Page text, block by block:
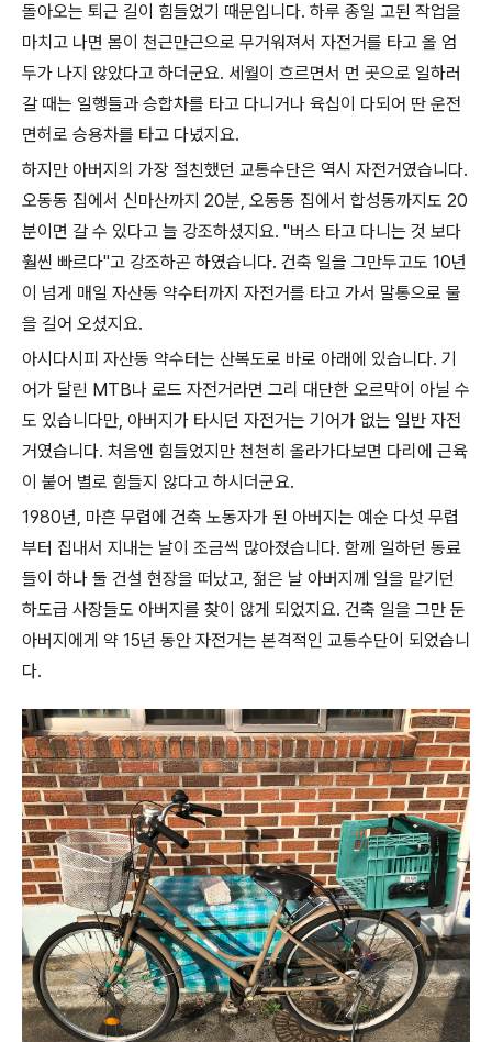
돌아오는 퇴근 길이 힘들었기 때문입니다. 하루 종일 고된 작업을
마치고 나면 몸이 천근만근으로 무거워져서 자전거를 타고 올 엄
두가 나지 않았다고 하더군요. 세월이 흐르면서 먼 곳으로 일하러
갈 때는 일행들과 승합차를 타고 다니거나 육십이 다되어 딴 운전
면허로 승용차를 타고 다녔지요.
하지만 아버지의 가장 절친했던 교통수단은 역시 자전거였습니다.
오동동 집에서 신마산까지 20분, 오동동 집에서 합성동까지도 20
분이면 갈 수 있다고 늘 강조하셨지요. "버스 타고 다니는 것 보다
훨씬 빠르다"고 강조하곤 하였습니다. 건축 일을 그만두고도 10년
이 넘게 매일 자산동 약수터까지 자전거를 타고 가서 말통으로 물
을 길어 오셨지요.
아시다시피 자산동 약수터는 산복도로 바로 아래에 있습니다. 기
어가 달린 MTB나 로드 자전거라면 그리 대단한 오르막이 아닐 수
도 있습니다만, 아버지가 타시던 자전거는 기어가 없는 일반 자전
거였습니다. 처음엔 힘들었지만 천천히 올라가다보면 다리에 근육
이 붙어 별로 힘들지 않다고 하시더군요.
1980년, 마흔 무렵에 건축 노동자가 된 아버지는 예순 다섯 무렵
부터 집내서 지내는 날이 조금씩 많아졌습니다. 함께 일하던 동료
들이 하나 둘 건설 현장을 떠났고, 젊은 날 아버지께 일을 맡기던
하도급 사장들도 아버지를 찾이 않게 되었지요. 건축 일을 그만 둔
아버지에게 약 15년 동안 자전거는 본격적인 교통수단이 되었습니
다.